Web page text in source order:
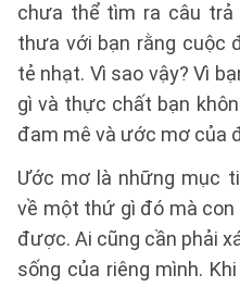
chưa thể tìm ra câu trả
thưa với bạn rằng cuộc
tẻ nhạt. Vì sao vậy? Vì
gì và thực chất bạn
đam mê và ước mơ của
Ước mơ là những mục
về một thứ gì đó mà
được. Ai cũng cần phải
sống của riêng mình.